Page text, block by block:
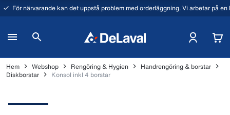
För närvarande kan det uppstå problem med orderläggning. Vi arbetar på
Hem Webshop Rengöring & Hygien
Handrengöring & borstar
Diskborstar
Konsol inkl 4 borstar